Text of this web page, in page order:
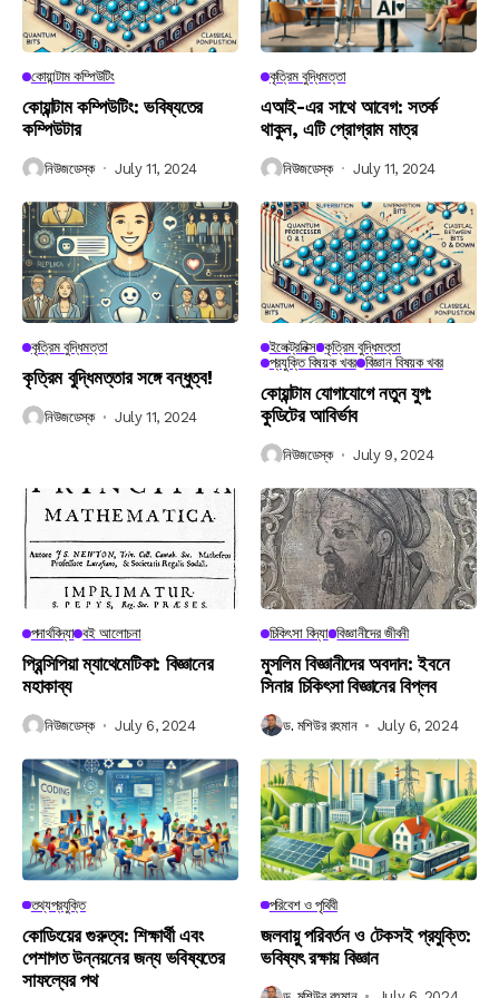
কোয়ান্টাম কম্পিউটিং
কোয়ান্টাম কম্পিউটিং: ভবিষ্যতের
কম্পিউটার
নিউজডেস্ক July 11, 2024
কৃত্রিম বুদ্ধিমত্তা
এআই-এর সাথে আবেগ: সতর্ক
থাকুন, এটি প্রোগ্রাম মাত্র
নিউজডেস্ক July 11, 2024
কৃত্রিম বুদ্ধিমত্তা
কৃত্রিম বুদ্ধিমত্তার সঙ্গে বন্ধুত্ব!
নিউজডেস্ক July 11, 2024
ইলেক্ট্রনিক্স কৃত্রিম বুদ্ধিমত্তা
প্রযুক্তি বিষয়ক খবর বিজ্ঞান বিষয়ক খবর
কোয়ান্টাম যোগাযোগে নতুন যুগ:
কুডিটের আবির্ভাব
নিউজডেস্ক July 9, 2024
পদার্থবিদ্যা বই আলোচনা
প্রিন্সিপিয়া ম্যাথেমেটিকা: বিজ্ঞানের
মহাকাব্য
নিউজডেস্ক July 6, 2024
চিকিৎসা বিদ্যা বিজ্ঞানীদের জীবনী
মুসলিম বিজ্ঞানীদের অবদান: ইবনে
সিনার চিকিৎসা বিজ্ঞানের বিপ্লব
ড. মশিউর রহমান July 6, 2024
তথ্যপ্রযুক্তি
কোডিংয়ের গুরুত্ব: শিক্ষার্থী এবং
পেশাগত উন্নয়নের জন্য ভবিষ্যতের
সাফল্যের পথ
পরিবেশ ও পৃথিবী
জলবায়ু পরিবর্তন ও টেকসই প্রযুক্তি:
ভবিষ্যৎ রক্ষায় বিজ্ঞান